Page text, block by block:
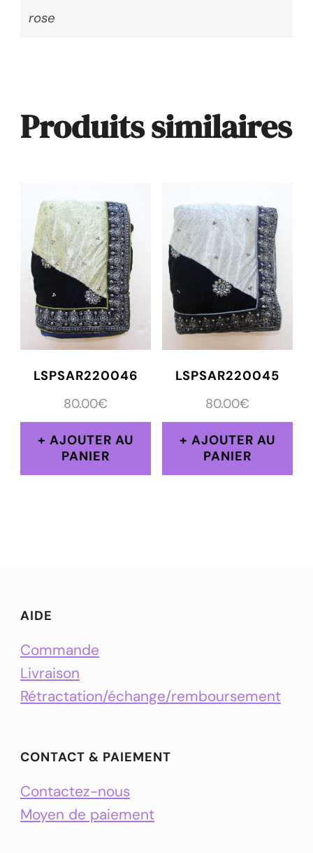
rose
Produits similaires
LSPSAR220046
80.00€
AJOUTER AU
PANIER
LSPSAR220045
80.00€
AJOUTER AU
PANIER
AIDE
Commande
Livraison
Rétractation/échange/remboursement
CONTACT & PAIEMENT
Contactez-nous
Moyen de paiement